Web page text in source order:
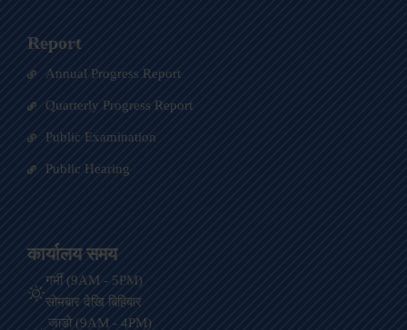
Report
Annual Progress Report
Quarterly Progress Report
Public Examination
Public Hearing
कार्यालय समय
गर्मी (9AM - 5PM)
सोमबार देखि बिहिबार
जाडो (9AM - 4PM)